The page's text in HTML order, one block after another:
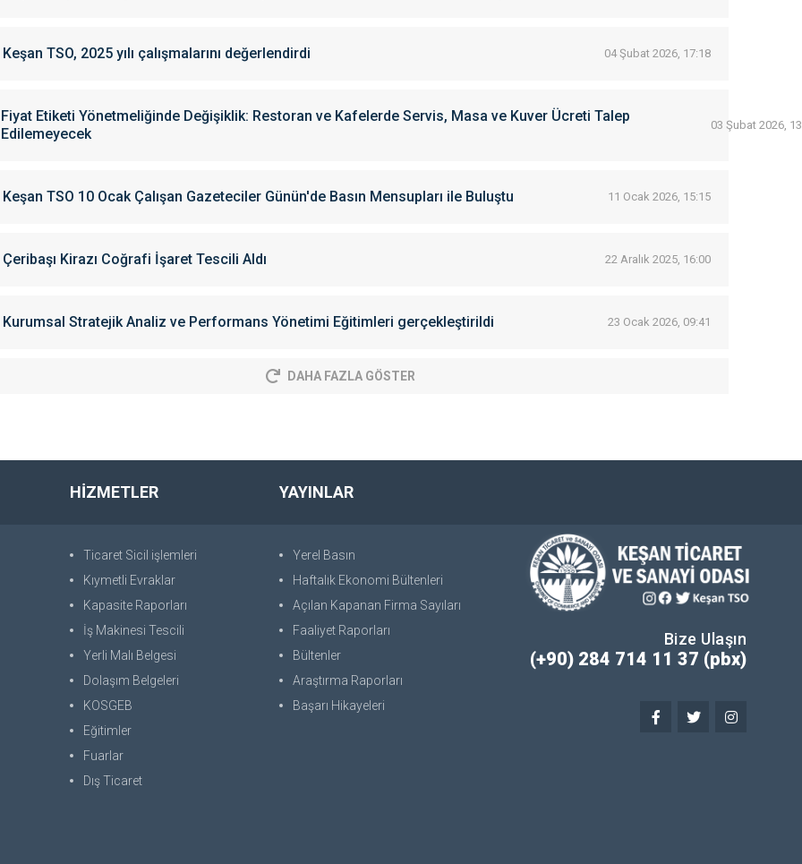
Keşan TSO, 2025 yılı çalışmalarını değerlendirdi 04 Şubat 2026, 17:18
Fiyat Etiketi Yönetmeliğinde Değişiklik: Restoran ve Kafelerde Servis, Masa ve Kuver Ücreti Talep
Edilemeyecek
03 Şubat 2026,
Keşan TSO 10 Ocak Çalışan Gazeteciler Günün'de Basın Mensupları ile Buluştu 11 Ocak 2026, 15:15
Çeribaşı Kirazı Coğrafi İşaret Tescili Aldı 22 Aralık 2025, 16:00
Kurumsal Stratejik Analiz ve Performans Yönetimi Eğitimleri gerçekleştirildi 23 Ocak 2026, 09:41
DAHA FAZLA GÖSTER
HİZMETLER
Ticaret Sicil işlemleri
Kıymetli Evraklar
Kapasite Raporları
İş Makinesi Tescili
Yerli Malı Belgesi
Dolaşım Belgeleri
KOSGEB
Eğitimler
Fuarlar
Dış Ticaret
YAYINLAR
Yerel Basın
Haftalık Ekonomi Bültenleri
Açılan Kapanan Firma Sayıları
Faaliyet Raporları
Bültenler
Araştırma Raporları
Başarı Hikayeleri
Bize Ulaşın
(+90) 284 714 11 37 (pbx)